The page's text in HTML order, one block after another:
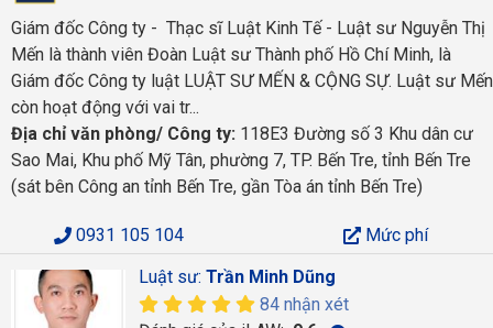
Giám đốc Công ty - Thạc sĩ Luật Kinh Tế - Luật sư Nguyễn Thị
Mến là thành viên Đoàn Luật sư Thành phố Hồ Chí Minh, là
Giám đốc Công ty luật LUẬT SƯ MẾN & CỘNG SỰ. Luật sư Mến
còn hoạt động với vai tr...
Địa chỉ văn phòng/ Công ty: 118E3 Đường số 3 Khu dân cư
Sao Mai, Khu phố Mỹ Tân, phường 7, TP. Bến Tre, tỉnh Bến Tre
(sát bên Công an tỉnh Bến Tre, gần Tòa án tỉnh Bến Tre)
0931 105 104
Mức phí
Luật sư: Trần Minh Dũng
84 nhận xét